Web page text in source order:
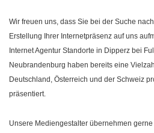
Wir freuen uns, dass Sie bei der Suche
Erstellung Ihrer Internetpräsenz auf uns
Internet Agentur Standorte in Dipperz bei
Neubrandenburg haben bereits eine
Deutschland, Österreich und der Schweiz
präsentiert.
Unsere Mediengestalter übernehmen